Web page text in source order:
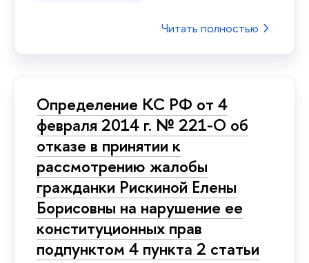
Читать полностью
Определение КС РФ от 4
февраля 2014 г. № 221-О об
отказе в принятии к
рассмотрению жалобы
гражданки Рискиной Елены
Борисовны на нарушение ее
конституционных прав
подпунктом 4 пункта 2 статьи